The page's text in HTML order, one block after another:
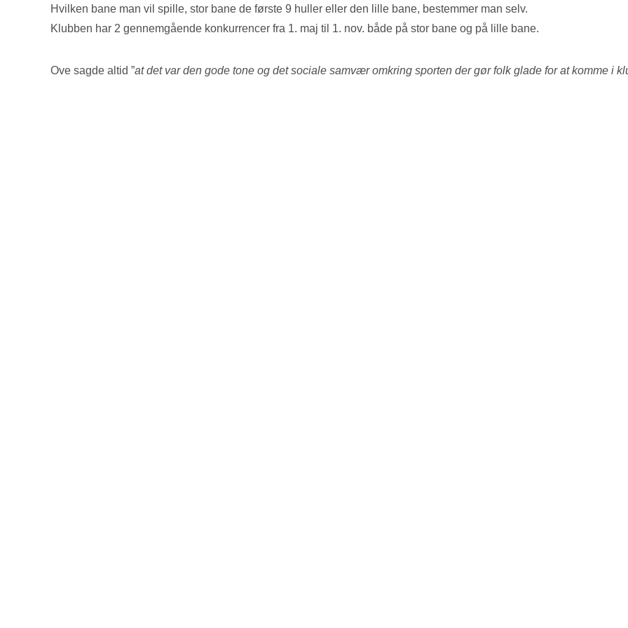
Hvilken bane man vil spille, stor bane de første 9 huller eller den lille bane, bestemmer man selv.
Klubben har 2 gennemgående konkurrencer fra 1. maj til 1. nov. både på stor bane og på lille bane.
Ove sagde altid ”at det var den gode tone og det sociale samvær omkring sporten der gør folk glade for at komme i